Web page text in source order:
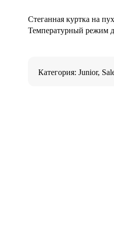
Стеганная куртка на
Температурный режим
Категория: Junior,